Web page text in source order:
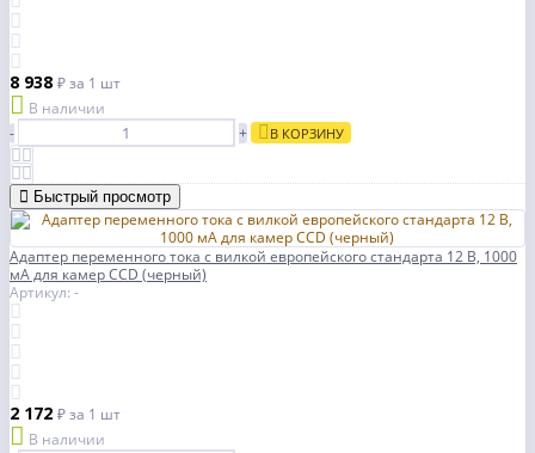
8 938 ₽за 1 шт
В наличии
-
+ В КОРЗИНУ
Быстрый просмотр
Адаптер переменного тока с вилкой европейского стандарта 12 В, 1000
мА для камер CCD (черный)
Артикул: -
2 172 ₽за 1 шт
В наличии